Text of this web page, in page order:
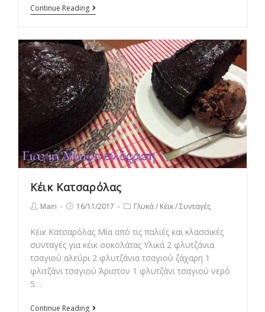
Continue Reading Βασιλόπιτα
Κέικ Κατσαρόλας
PostMairi
Post16/11/2017
PostΓλυκά/ Κέϊκ/Συνταγές
Κέικ Κατσαρόλας Μία από τις παλιές και κλασσικές
συνταγές για κέικ σοκολάτας Υλικά 2 φλυτζάνια
τσαγιού αλεύρι 2 φλυτζάνια τσαγιού ζάχαρη 1
φλιτζάνι τσαγιού Άριστον 1 φλυτζάνι τσαγιού νερό
5…
Continue Reading Κέικ